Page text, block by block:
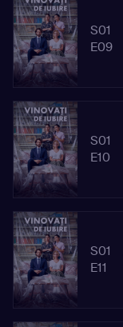
S01
E09
S01
E10
S01
E11